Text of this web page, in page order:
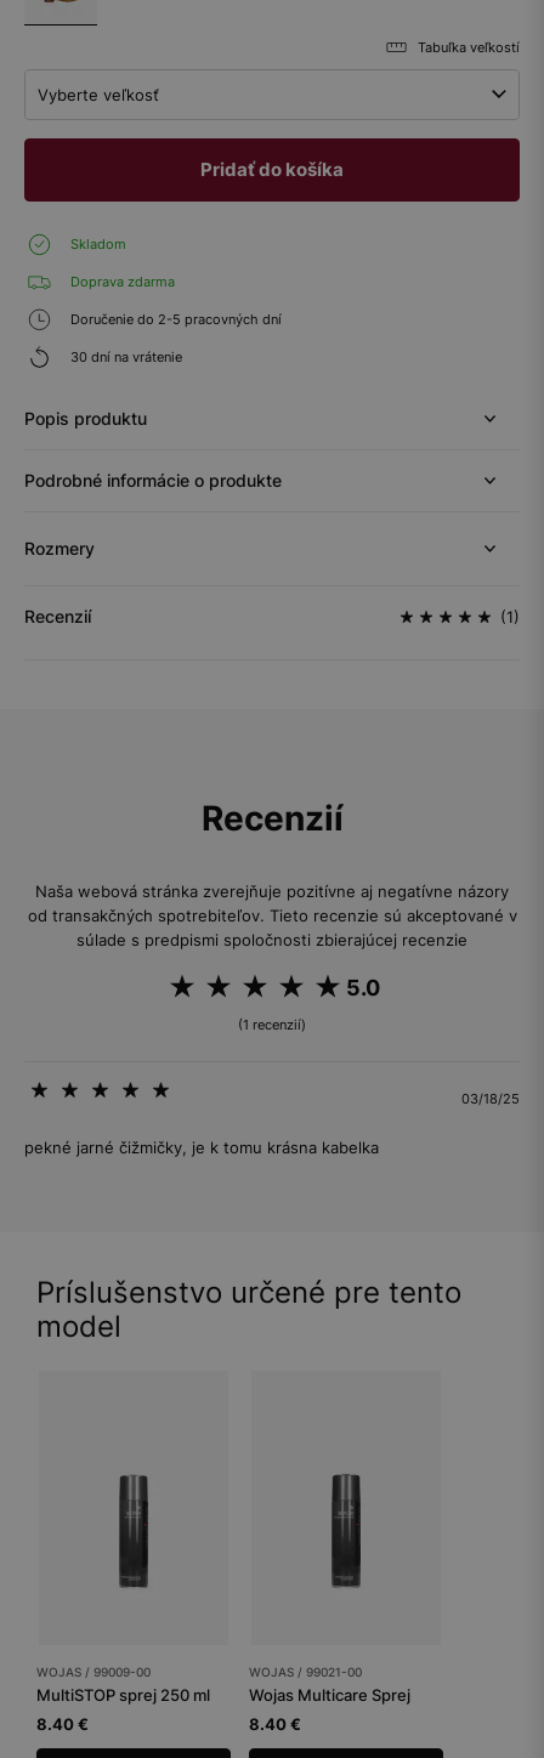
Tabuľka veľkostí
Vyberte veľkosť
Pridať do košíka
Skladom
Doprava zdarma
Doručenie do 2-5 pracovných dní
30 dní na vrátenie
Popis produktu
Podrobné informácie o produkte
Rozmery
Recenzií (1)
Recenzií
Naša webová stránka zverejňuje pozitívne aj negatívne názory
od transakčných spotrebiteľov. Tieto recenzie sú akceptované v
súlade s predpismi spoločnosti zbierajúcej recenzie
5.0
(1 recenzií)
03/18/25
pekné jarné čižmičky, je k tomu krásna kabelka
Príslušenstvo určené pre tento
model
WOJAS / 99009-00
MultiSTOP sprej 250 ml
8.40 €
WOJAS / 99021-00
Wojas Multicare Sprej
8.40 €